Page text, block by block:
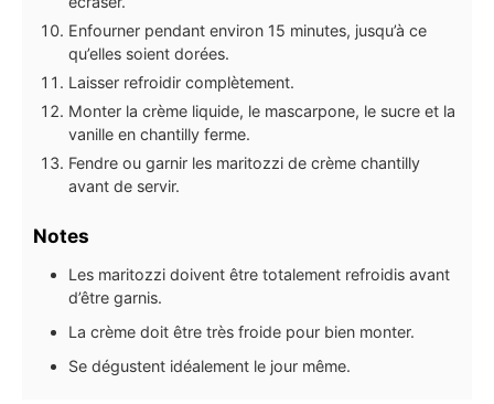
Enfourner pendant environ 15 minutes, jusqu’à ce
qu’elles soient dorées.
Laisser refroidir complètement.
Monter la crème liquide, le mascarpone, le sucre et la
vanille en chantilly ferme.
Fendre ou garnir les maritozzi de crème chantilly
avant de servir.
Notes
Les maritozzi doivent être totalement refroidis avant
d’être garnis.
La crème doit être très froide pour bien monter.
Se dégustent idéalement le jour même.